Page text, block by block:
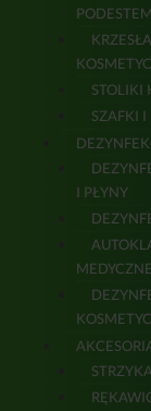
STOLIKI
SZAFKI
I PŁYNY
MEDYCZNE